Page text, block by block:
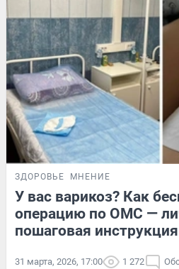
ЗДОРОВЬЕ МНЕНИЕ
У вас варикоз? Как
операцию по ОМС —
пошаговая инструкция
31 марта, 2026, 17:00 1 272